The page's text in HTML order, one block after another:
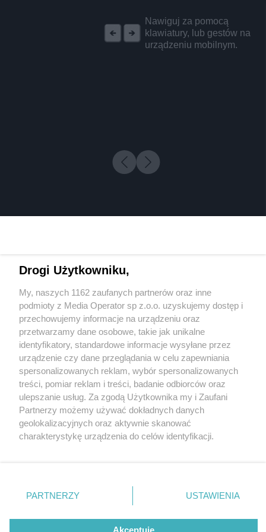
Nawiguj za pomocą
klawiatury, lub gestów na
urządzeniu mobilnym.
3 / 0
Wydawca mediów lokalnych
Nie zapomnij
zapoznać się z:
polityką prywatności regulamin korzystania z portali
Twojemiasto
Piekary Śląskie
Chorzów
Tarnowskie Góry
Gliwice
Skontakuj sięz nami
Kontakt
Wydawca
Redakcja
Drogi Użytkowniku,
My, naszych 1162 zaufanych partnerów oraz inne
podmioty z Media Operator sp z.o.o. uzyskujemy dostęp i
przechowujemy informacje na urządzeniu oraz
przetwarzamy dane osobowe, takie jak unikalne
identyfikatory, standardowe informacje wysyłane przez
urządzenie czy dane przeglądania w celu zapewniania
spersonalizowanych reklam, wybór spersonalizowanych
treści, pomiar reklam i treści, badanie odbiorców oraz
ulepszanie usług. Za zgodą Użytkownika my i Zaufani
Partnerzy możemy używać dokładnych danych
geolokalizacyjnych oraz aktywnie skanować
charakterystykę urządzenia do celów identyfikacji.
zmienić/wycofać klikając przycisk ustawień prywatności
znajdujący się w lewym dolnym rogu strony
rodzaje przetwarzania danych nie wymagają zgody
użytkownika, ale masz prawo sprzeciwić się takiemu
PARTNERZY USTAWIENIA
Akceptuję